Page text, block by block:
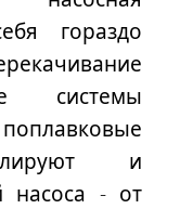
гораздо
системы
и
насоса - от